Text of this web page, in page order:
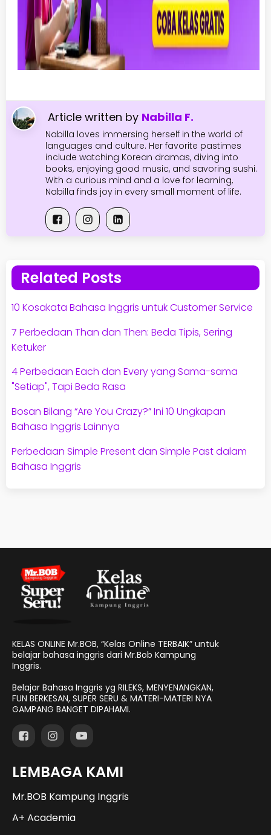
Article written by Nabilla F.
Nabilla loves immersing herself in the world of
languages and culture. Her favorite pastimes
include watching Korean dramas, diving into
books, enjoying good music, and savoring sushi.
With a curious mind and a love for learning,
Nabilla finds joy in every small moment of life.
Related Posts
10 Kosakata Bahasa Inggris untuk Customer Service
7 Perbedaan Than dan Then: Beda Tipis, Sering
Ketuker
4 Perbedaan Each dan Every yang Sama-sama
"Setiap", Tapi Beda Rasa
Bosan Bilang “Are You Crazy?” Ini 10 Ungkapan
Bahasa Inggris Lainnya
Perbedaan Simple Present dan Simple Past dalam
Bahasa Inggris
KELAS ONLINE Mr.BOB, “Kelas Online TERBAIK” untuk
belajar bahasa inggris dari Mr.Bob Kampung
Inggris.
Belajar Bahasa Inggris yg RILEKS, MENYENANGKAN,
FUN BERKESAN, SUPER SERU & MATERI-MATERI NYA
GAMPANG BANGET DIPAHAMI.
LEMBAGA KAMI
Mr.BOB Kampung Inggris
A+ Academia